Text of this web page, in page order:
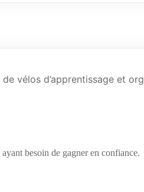
vélos d’apprentissage et
ayant besoin de gagner en confiance.